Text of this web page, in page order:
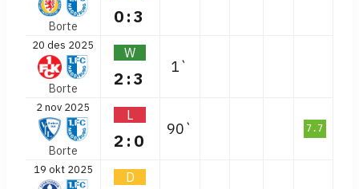
Borte 0:3
20 des 2025
Borte
W
2:3
1`
2 nov 2025
Borte
L
2:0
90` 7.7
19 okt 2025 D